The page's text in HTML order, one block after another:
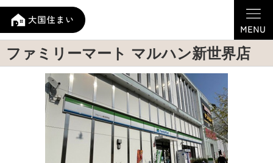
ファミリーマート マルハン新世界店